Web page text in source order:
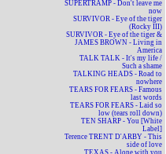
SUPERTRAMP - Don't leave me
now
SURVIVOR - Eye of the tiger
(Rocky III)
SURVIVOR - Eye of the tiger &
JAMES BROWN - Living in
America
TALK TALK - It's my life /
Such a shame
TALKING HEADS - Road to
nowhere
TEARS FOR FEARS - Famous
last words
TEARS FOR FEARS - Laid so
low (tears roll down)
TEN SHARP - You [White
Label]
Terence TRENT D'ARBY - This
side of love
TEXAS - Alone with you